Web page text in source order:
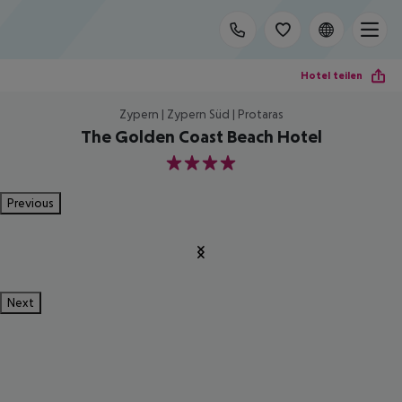
Hotel teilen
Zypern | Zypern Süd | Protaras
The Golden Coast Beach Hotel
4
Previous
Next